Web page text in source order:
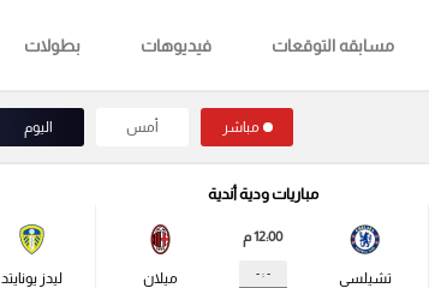
مسابقه التوقعات فيديوهات بطولات
مباشر أمس اليوم
مباريات ودية أندية
تشيلسي
12:00 م
- : - ميلان ليدز يونايتد